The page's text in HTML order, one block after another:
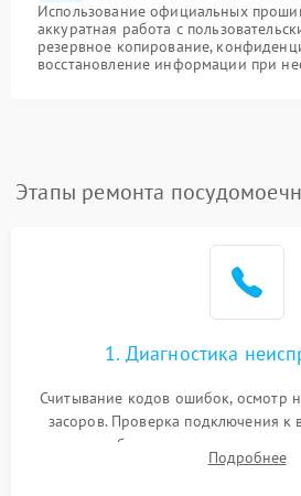
Использование официальных
аккуратная работа с
резервное копирование,
восстановление информации при
Этапы ремонта
1. Диагностика
Считывание кодов ошибок, осмотр
засоров. Проверка подключения к
жалоб на отсутствие слива,
разбрызгивателей илиПодробнее